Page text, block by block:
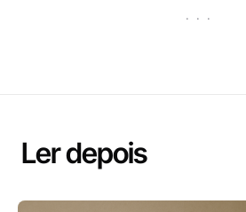
· · ·
Ler depois